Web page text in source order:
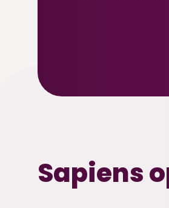
Sapiens